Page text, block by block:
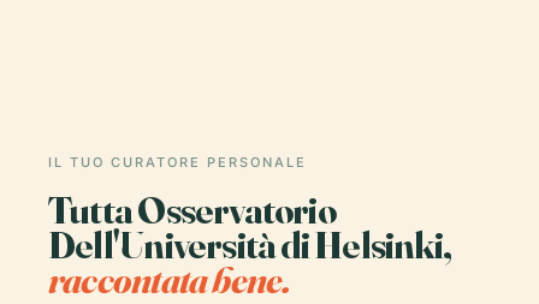
IL TUO CURATORE PERSONALE
Tutta Osservatorio
Dell'Università di Helsinki,
raccontata bene.